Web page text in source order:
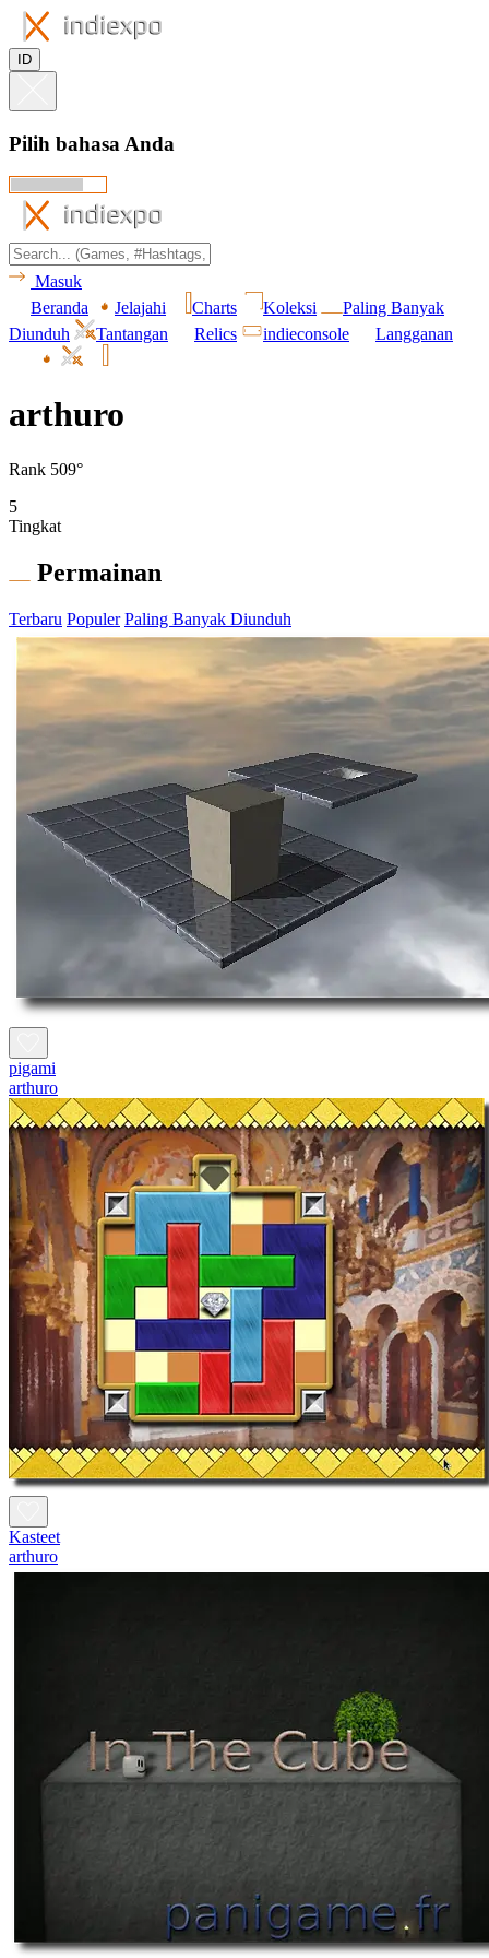
ID
Pilih bahasa Anda
Masuk
Beranda
Jelajahi Charts Koleksi
Paling Banyak
Diunduh
Tantangan Relics indieconsole Langganan
arthuro
Rank 509°
5
Tingkat
Permainan
Terbaru Populer Paling Banyak Diunduh
pigami
arthuro
Kasteet
arthuro